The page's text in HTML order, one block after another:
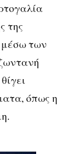
της
των
όπως η